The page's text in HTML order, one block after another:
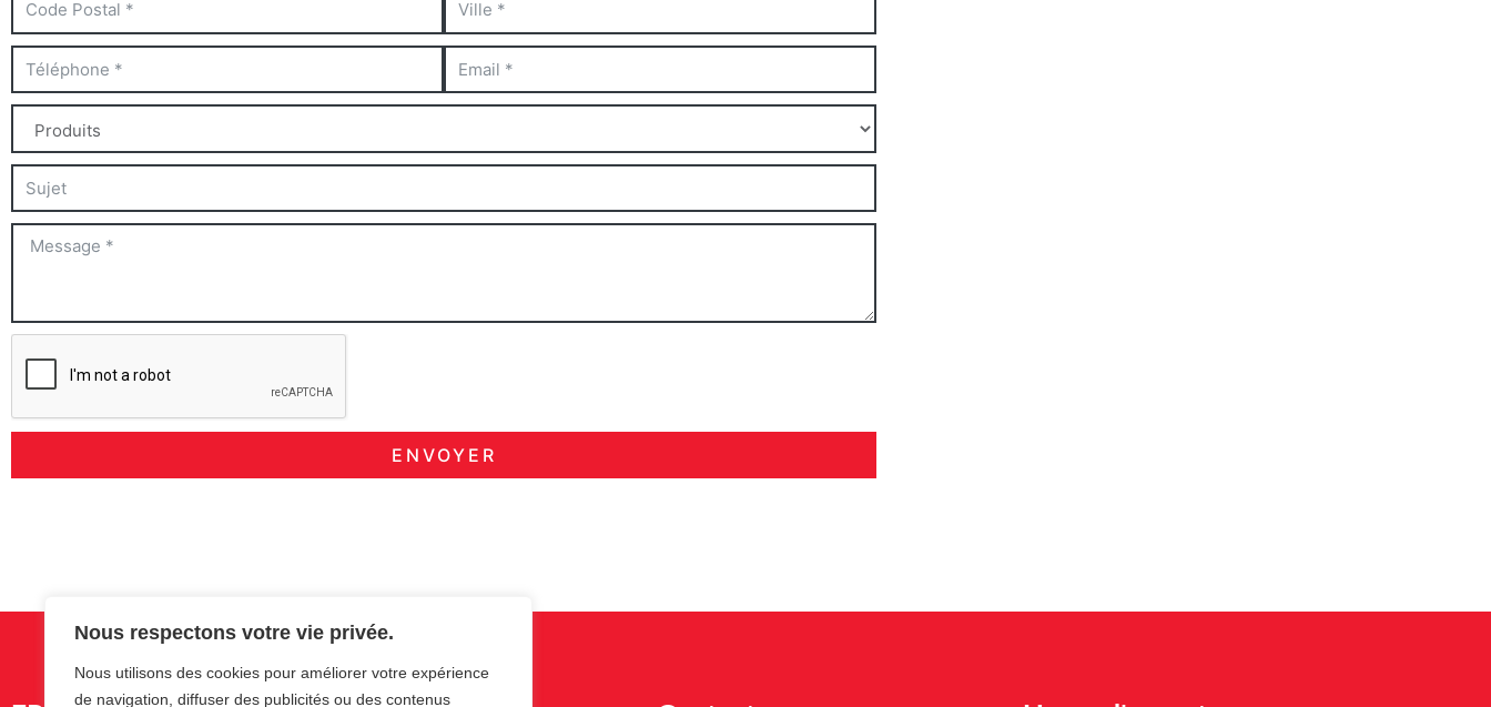
Nous respectons votre vie privée.
Nous utilisons des cookies pour améliorer votre expérience
de navigation, diffuser des publicités ou des contenus
ENVOYER